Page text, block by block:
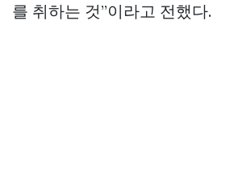
를 취하는 것”이라고 전했다.